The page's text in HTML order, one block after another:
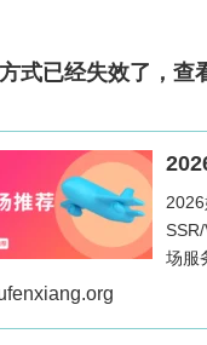
式已经失效了，查
场服
的